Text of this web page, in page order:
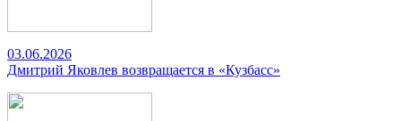
03.06.2026
Дмитрий Яковлев возвращается в «Кузбасс»